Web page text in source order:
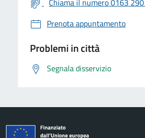
Prenota appuntamento
Problemi in città
Segnala disservizio